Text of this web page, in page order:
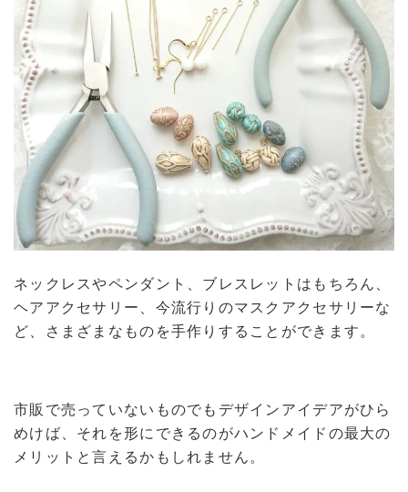
ネックレスやペンダント、ブレスレットはもちろん、
ヘアアクセサリー、今流行りのマスクアクセサリーな
ど、さまざまなものを手作りすることができます。
市販で売っていないものでもデザインアイデアがひら
めけば、それを形にできるのがハンドメイドの最大の
メリットと言えるかもしれません。